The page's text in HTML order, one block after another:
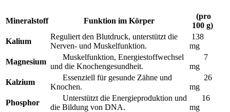
Mineralstoff Funktion im Körper
(pro
100 g)
Kalium
Reguliert den Blutdruck, unterstützt die
Nerven- und Muskelfunktion.
138
mg
Magnesium
Muskelfunktion, Energiestoffwechsel
und die Knochengesundheit.
7
mg
Kalzium
Essenziell für gesunde Zähne und
Knochen.
26
mg
Phosphor
Unterstützt die Energieproduktion und
die Bildung von DNA.
16
mg